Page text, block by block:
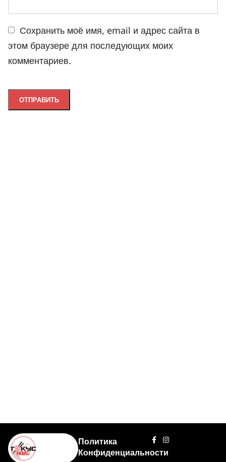
Сохранить моё имя, email и адрес сайта в
этом браузере для последующих моих
комментариев.
Политика
Конфиденциальности